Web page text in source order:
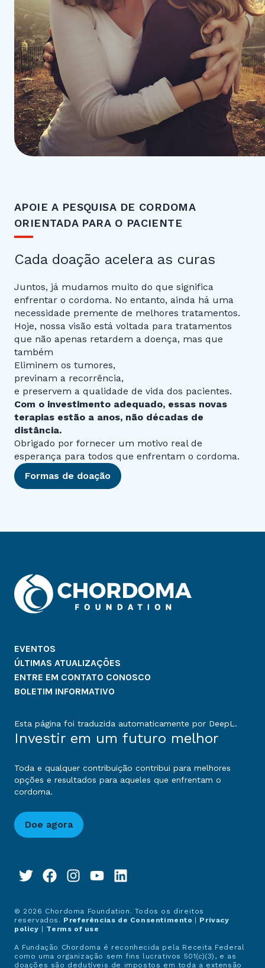
APOIE A PESQUISA DE CORDOMA
ORIENTADA PARA O PACIENTE
Cada doação acelera as curas
Juntos, já mudamos muito do que significa
enfrentar o cordoma. No entanto, ainda há uma
necessidade premente de melhores tratamentos.
Hoje, nossa visão está voltada para tratamentos
que não apenas retardem a doença, mas que
também
Eliminem os tumores,
previnam a recorrência,
e preservem a qualidade de vida dos pacientes.
Com o investimento adequado, essas novas
terapias estão a anos, não décadas de
distância.
Obrigado por fornecer um motivo real de
esperança para todos que enfrentam o cordoma.
Formas de doação
EVENTOS
ÚLTIMAS ATUALIZAÇÕES
ENTRE EM CONTATO CONOSCO
BOLETIM INFORMATIVO
Esta página foi traduzida automaticamente por DeepL.
Investir em um futuro melhor
Toda e qualquer contribuição contribui para melhores
opções e resultados para aqueles que enfrentam o
cordoma.
Doe agora
© 2026 Chordoma Foundation. Todos os direitos
reservados. Preferências de Consentimento
Privacy
policy
Terms of use
A Fundação Chordoma é reconhecida pela Receita Federal
como uma organização sem fins lucrativos 501(c)(3), e as
doações são dedutíveis de impostos em toda a extensão